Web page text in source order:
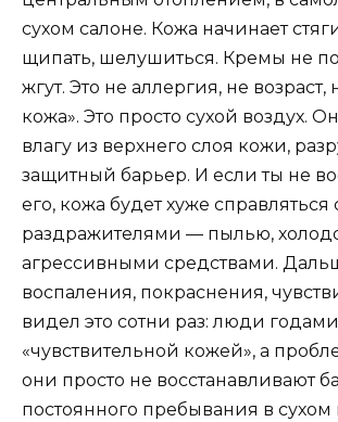
сухом салоне. Кожа начинает
щипать, шелушиться. Кремы не
жгут. Это не аллергия, не возраст,
кожа». Это просто сухой воздух.
влагу из верхнего слоя кожи,
защитный барьер. И если ты не
его, кожа будет хуже
раздражителями — пылью,
агрессивными средствами.
воспаления, покраснения,
видел это сотни раз: люди
«чувствительной кожей», а
они просто не восстанавливают
постоянного пребывания в сухом